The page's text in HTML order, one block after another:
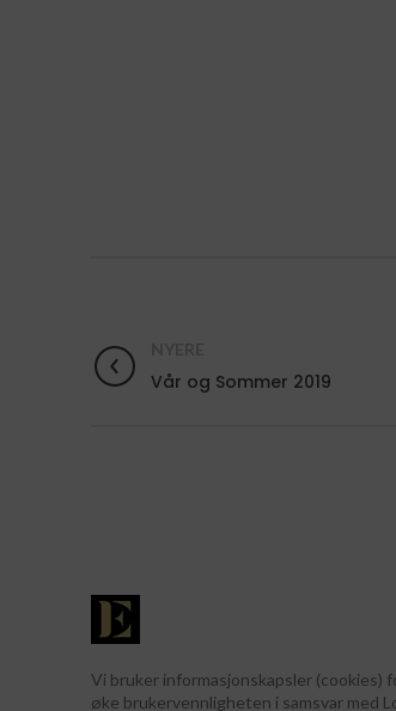
Vår og Sommer 2019
Vi bruker informasjonskapsler (cookies)
øke brukervennligheten i samsvar med